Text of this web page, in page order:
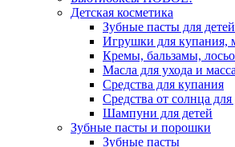
Детская косметика
Зубные пасты для детей
Игрушки для купания,
Кремы, бальзамы,
Масла для ухода и
Средства для купания
Средства от солнца для
Шампуни для детей
Зубные пасты и порошки
Зубные пасты